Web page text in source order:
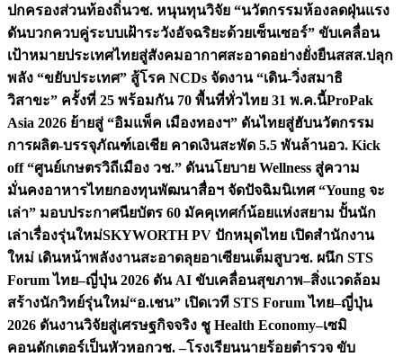
ปกครองส่วนท้องถิ่นวช. หนุนทุนวิจัย “นวัตกรรมห้องลดฝุ่นแรง
ดันบวกควบคู่ระบบเฝ้าระวังอัจฉริยะด้วยเซ็นเซอร์” ขับเคลื่อน
เป้าหมายประเทศไทยสู่สังคมอากาศสะอาดอย่างยั่งยืนสสส.ปลุก
พลัง “ขยับประเทศ” สู้โรค NCDs จัดงาน “เดิน-วิ่งสมาธิ
วิสาขะ” ครั้งที่ 25 พร้อมกัน 70 พื้นที่ทั่วไทย 31 พ.ค.นี้ProPak
Asia 2026 ย้ายสู่ “อิมแพ็ค เมืองทองฯ” ดันไทยสู่ฮับนวัตกรรม
การผลิต-บรรจุภัณฑ์เอเชีย คาดเงินสะพัด 5.5 พันล้านอว. Kick
off “ศูนย์เกษตรวิถีเมือง วช.” ดันนโยบาย Wellness สู่ความ
มั่นคงอาหารไทยกองทุนพัฒนาสื่อฯ จัดปัจฉิมนิเทศ “Young จะ
เล่า” มอบประกาศนียบัตร 60 มัคคุเทศก์น้อยแห่งสยาม ปั้นนัก
เล่าเรื่องรุ่นใหม่SKYWORTH PV ปักหมุดไทย เปิดสำนักงาน
ใหม่ เดินหน้าพลังงานสะอาดลุยอาเซียนเต็มสูบวช. ผนึก STS
Forum ไทย–ญี่ปุ่น 2026 ดัน AI ขับเคลื่อนสุขภาพ–สิ่งแวดล้อม
สร้างนักวิทย์รุ่นใหม่“อ.เชน” เปิดเวที STS Forum ไทย–ญี่ปุ่น
2026 ดันงานวิจัยสู่เศรษฐกิจจริง ชู Health Economy–เซมิ
คอนดักเตอร์เป็นหัวหอกวช. –โรงเรียนนายร้อยตำรวจ ขับ